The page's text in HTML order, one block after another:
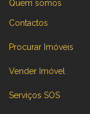
Quem somos
Contactos
Procurar Imóveis
Vender Imóvel
Serviços SOS